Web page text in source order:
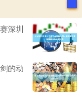
深圳
的动